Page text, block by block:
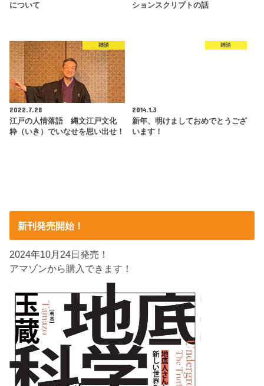
について
ションスクリプトの話
雑談
2022.7.28
江戸の人情落語 縄文江戸文化
粋（いき）でいなせを思い出せ！
雑談
2014.1.3
新年、明けましておめでとうござ
います！
新刊発売開始！
2024年10月24日発売！
アマゾンから購入できます！